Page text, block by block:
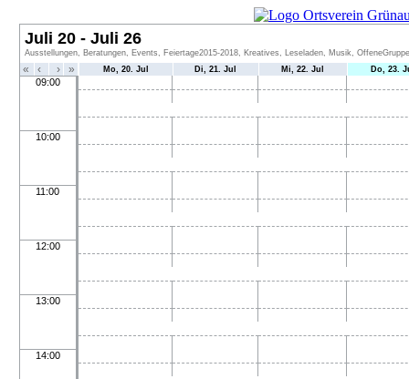
Juli 20 - Juli 26
Ausstellungen, Beratungen, Events, Feiertage2015-2018, Kreatives, Leseladen, Musik,
« ‹ › » Mo, 20. Jul Di, 21. Jul Mi, 22. Jul Do, 23.
09:00
10:00
11:00
12:00
13:00
14:00